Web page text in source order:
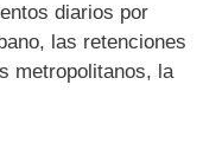
diarios por
las retenciones
metropolitanos, la